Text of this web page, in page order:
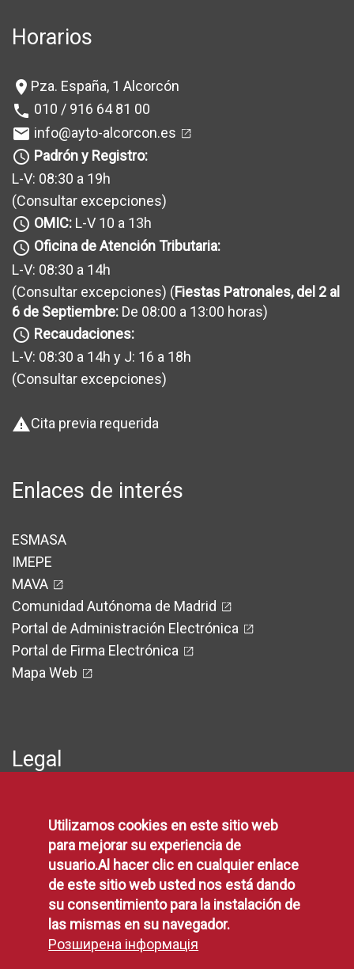
Horarios
location_on Pza. España, 1 Alcorcón
phone 010 / 916 64 81 00
mail info@ayto-alcorcon.es
query_builder Padrón y Registro:
L-V: 08:30 a 19h
(Consultar excepciones)
query_builder OMIC: L-V 10 a 13h
query_builder Oficina de Atención Tributaria:
L-V: 08:30 a 14h
(Consultar excepciones) (Fiestas Patronales, del 2 al
6 de Septiembre: De 08:00 a 13:00 horas)
query_builder Recaudaciones:
L-V: 08:30 a 14h y J: 16 a 18h
(Consultar excepciones)
warningCita previa requerida
Enlaces de interés
ESMASA
IMEPE
MAVA
Comunidad Autónoma de Madrid
Portal de Administración Electrónica
Portal de Firma Electrónica
Mapa Web
Legal
Política de Privacidad
Aviso Legal
Disponibilidad
Declaración de Accesibilidad
Política de Cookies
Utilizamos cookies en este sitio web
para mejorar su experiencia de
usuario.Al hacer clic en cualquier enlace
de este sitio web usted nos está dando
su consentimiento para la instalación de
las mismas en su navegador.
Розширена інформація